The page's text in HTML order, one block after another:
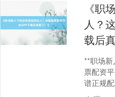
《职
人？
载后
**职场
票配资
谱正规
晚上7点